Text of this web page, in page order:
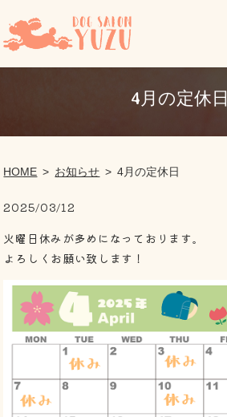
4月の定休日
HOME お知らせ 4月の定休日
2025/03/12
火曜日休みが多めになっております。
よろしくお願い致します！